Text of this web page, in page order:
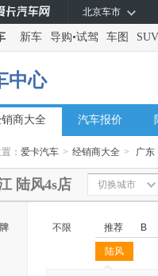
北京车市
新车 导购•试驾 车图 SUV
中心
商大全 汽车报价
： 爱卡汽车 > 经销商大全 > 广东
陆风4s店 切换城市
不限 推荐 B
陆风
◆
◆